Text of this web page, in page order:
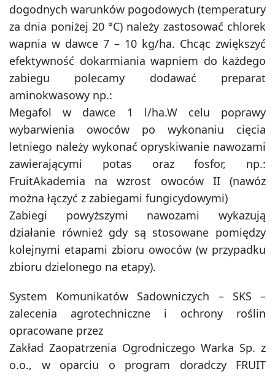
dogodnych warunków pogodowych (temperatury
za dnia poniżej 20 °C) należy zastosować chlorek
wapnia w dawce 7 – 10 kg/ha. Chcąc zwiększyć
efektywność dokarmiania wapniem do każdego
zabiegu polecamy dodawać preparat
aminokwasowy np.:
Megafol w dawce 1 l/ha.W celu poprawy
wybarwienia owoców po wykonaniu cięcia
letniego należy wykonać opryskiwanie nawozami
zawierającymi potas oraz fosfor, np.:
FruitAkademia na wzrost owoców II (nawóz
można łączyć z zabiegami fungicydowymi)
Zabiegi powyższymi nawozami wykazują
działanie również gdy są stosowane pomiędzy
kolejnymi etapami zbioru owoców (w przypadku
zbioru dzielonego na etapy).
System Komunikatów Sadowniczych – SKS –
zalecenia agrotechniczne i ochrony roślin
opracowane przez
Zakład Zaopatrzenia Ogrodniczego Warka Sp. z
o.o., w oparciu o program doradczy FRUIT